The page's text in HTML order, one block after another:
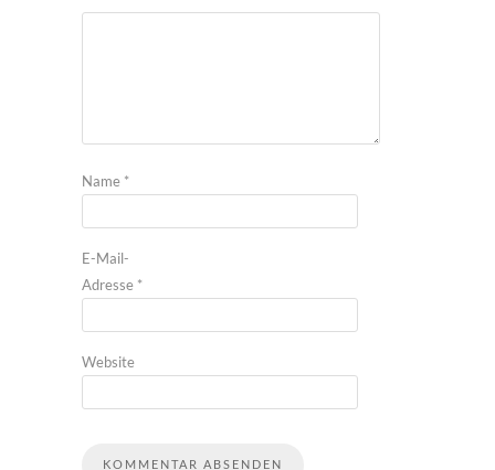
Name *
E-Mail-
Adresse *
Website